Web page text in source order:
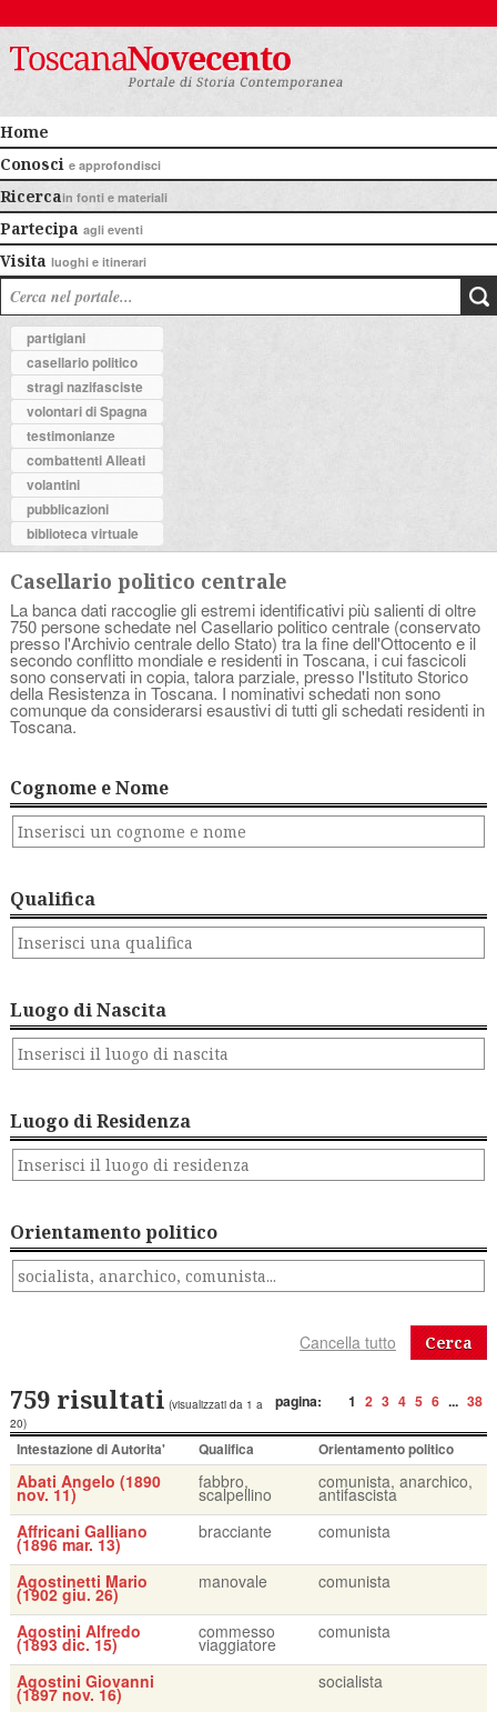
Home
Conosci e approfondisci
Ricercain fonti e materiali
Partecipa agli eventi
Visita luoghi e itinerari
partigiani
casellario politico
stragi nazifasciste
volontari di Spagna
testimonianze
combattenti Alleati
volantini
pubblicazioni
biblioteca virtuale
Casellario politico centrale
La banca dati raccoglie gli estremi identificativi più salienti di oltre
750 persone schedate nel Casellario politico centrale (conservato
presso l'Archivio centrale dello Stato) tra la fine dell'Ottocento e il
secondo conflitto mondiale e residenti in Toscana, i cui fascicoli
sono conservati in copia, talora parziale, presso l'Istituto Storico
della Resistenza in Toscana. I nominativi schedati non sono
comunque da considerarsi esaustivi di tutti gli schedati residenti in
Toscana.
Cognome e Nome
Qualifica
Luogo di Nascita
Luogo di Residenza
Orientamento politico
Cerca
pagina: 1 2 3 4 5 6 ... 38
759 risultati (visualizzati da 1 a
20)
Intestazione di Autorita' Qualifica Orientamento politico
Abati Angelo (1890
nov. 11)
fabbro,
scalpellino
comunista, anarchico,
antifascista
Affricani Galliano
(1896 mar. 13)
bracciante comunista
Agostinetti Mario
(1902 giu. 26)
manovale comunista
Agostini Alfredo
(1893 dic. 15)
commesso
viaggiatore
comunista
Agostini Giovanni
(1897 nov. 16)
socialista